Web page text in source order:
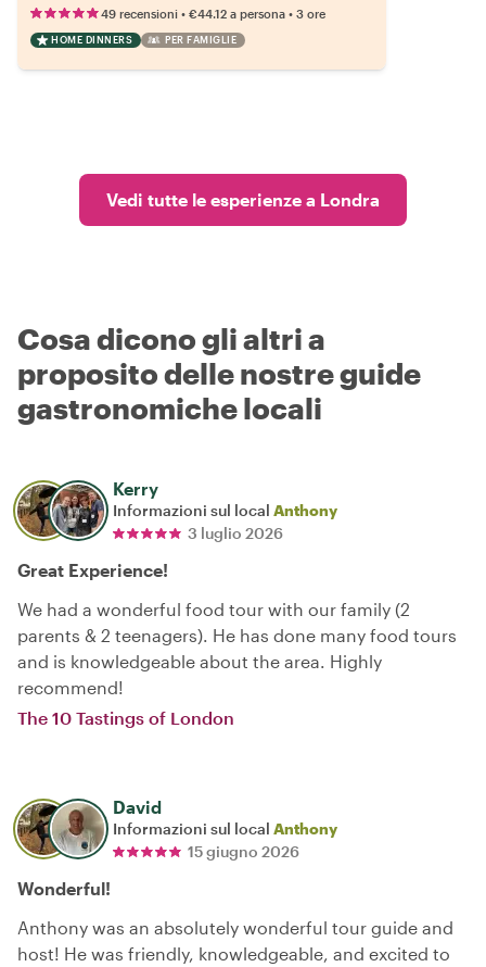
49 recensioni • €44.12 a persona • 3 ore
HOME DINNERS PER FAMIGLIE
Vedi tutte le esperienze a Londra
Cosa dicono gli altri a
proposito delle nostre guide
gastronomiche locali
Kerry
Informazioni sul local Anthony
3 luglio 2026
Great Experience!
We had a wonderful food tour with our family (2
parents & 2 teenagers). He has done many food tours
and is knowledgeable about the area. Highly
recommend!
The 10 Tastings of London
David
Informazioni sul local Anthony
15 giugno 2026
Wonderful!
Anthony was an absolutely wonderful tour guide and
host! He was friendly, knowledgeable, and excited to